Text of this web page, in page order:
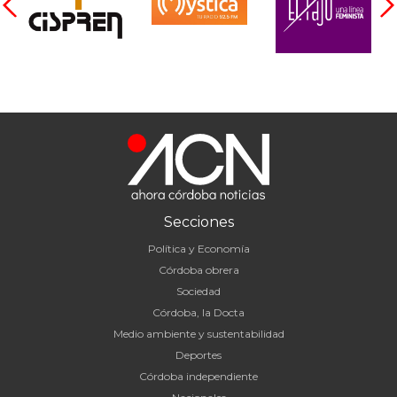
Secciones
Política y Economía
Córdoba obrera
Sociedad
Córdoba, la Docta
Medio ambiente y sustentabilidad
Deportes
Córdoba independiente